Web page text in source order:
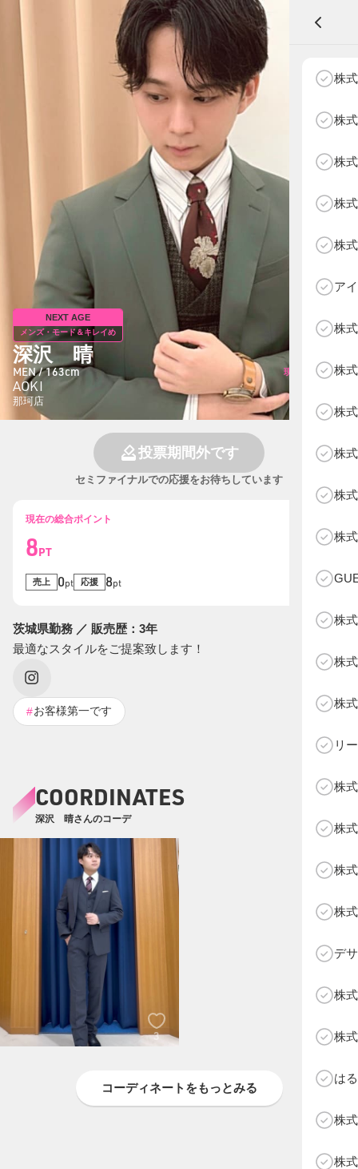
物販部門 NEXT AGE
HOME
NEWS
ABOUT SOTY
投票方法
Follow Us
A
株
株
株
株
株
ア
株
株
株
株
株
株
株
株
株
リ
株
株
株
株
デ
株
株
は
株
株
NEXT AGE
メンズ・モード＆キレイめ
深沢 晴
MEN / 163cm
AOKI
那珂店
現在の総投票数
20
投票期間外です
セミファイナルでの応援をお待ちしています
現在の総合ポイント
8PT
売上 0pt 応援 8pt
茨城県勤務 ／ 販売歴：3年
最適なスタイルをご提案致します！
#お客様第一です
COORDINATES
深沢 晴さんのコーデ
3
コーディネートをもっとみる